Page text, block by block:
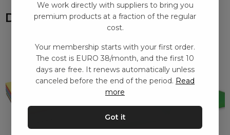
Du kanske också gillar
We work directly with suppliers to bring you
premium products at a fraction of the regular
cost.
Your membership starts with your first order.
The cost is EURO 38/month, and the first 10
days are free. It renews automatically unless
canceled before the end of the period. Read
more
Got it